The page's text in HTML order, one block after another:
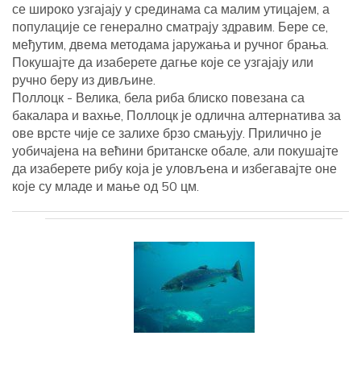
се широко узгајају у срединама са малим утицајем, а
популације се генерално сматрају здравим. Бере се,
међутим, двема методама јаружања и ручног брања.
Покушајте да изаберете дагње које се узгајају или
ручно беру из дивљине.
Поллоцк - Велика, бела риба блиско повезана са
бакалара и вахње, Поллоцк је одлична алтернатива за
ове врсте чије се залихе брзо смањују. Прилично је
уобичајена на већини британске обале, али покушајте
да изаберете рибу која је уловљена и избегавајте оне
које су младе и мање од 50 цм.